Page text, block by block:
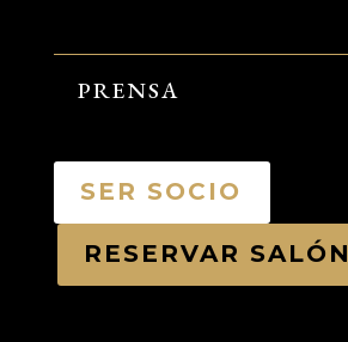
PRENSA
SER SOCIO
RESERVAR SALÓN